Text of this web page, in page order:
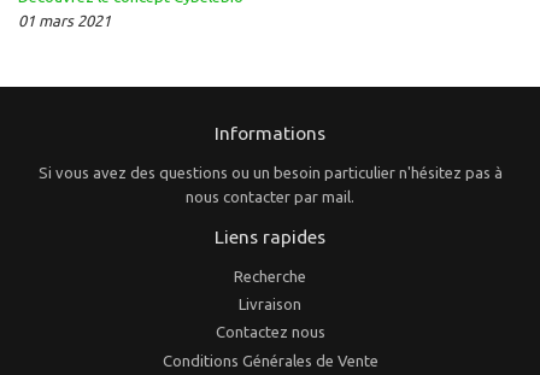
01 mars 2021
Informations
Si vous avez des questions ou un besoin particulier n'hésitez pas à
nous contacter par mail.
Liens rapides
Recherche
Livraison
Contactez nous
Conditions Générales de Vente